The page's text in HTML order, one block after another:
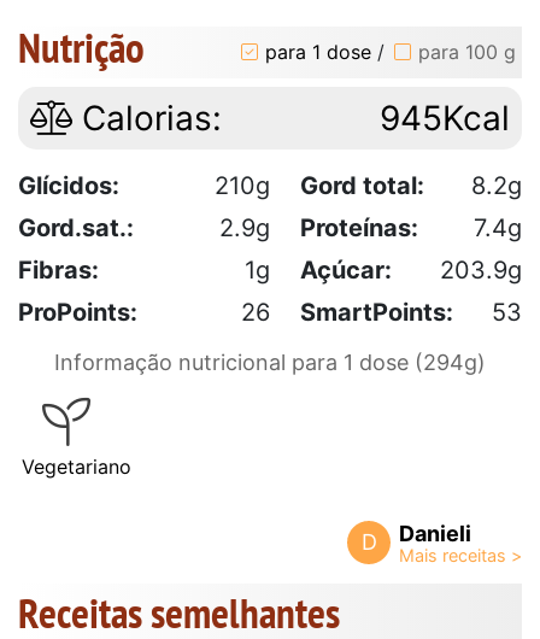
Nutrição para 1 dose / para 100 g
Calorias: 945Kcal
Glícidos: 210g Gord total:
8.2g
Gord.sat.:
2.9g Proteínas:
7.4g
Fibras:
1g Açúcar:
203.9g
ProPoints:
26 SmartPoints: 53
Informação nutricional para 1 dose (294g)
Vegetariano
D Danieli
Receitas semelhantes